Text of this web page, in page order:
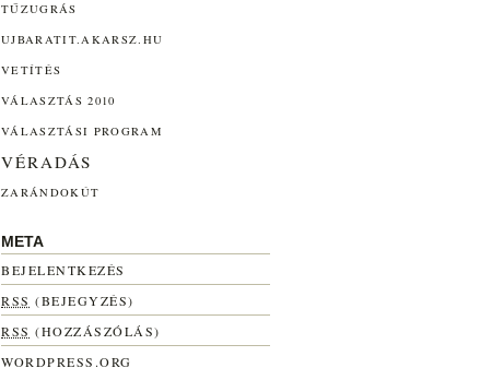
TŰZUGRÁS
UJBARATIT.AKARSZ.HU
VETÍTÉS
VÁLASZTÁS 2010
VÁLASZTÁSI PROGRAM
VÉRADÁS
ZARÁNDOKÚT
META
BEJELENTKEZÉS
RSS (BEJEGYZÉS)
RSS (HOZZÁSZÓLÁS)
WORDPRESS.ORG